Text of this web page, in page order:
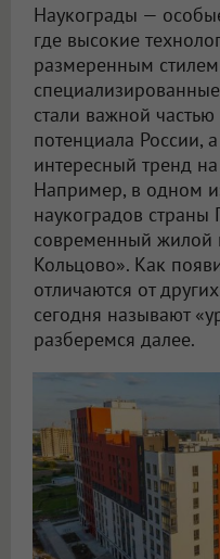
Наукограды —
где высокие
размеренным
стали важной
потенциала России,
интересный тренд
Например, в одном
наукоградов страны
современный жилой
Кольцово». Как
отличаются от
сегодня называют
разберемся далее.